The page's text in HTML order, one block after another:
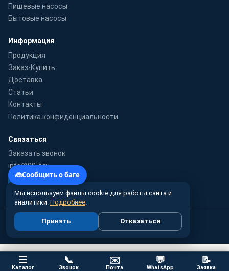
Пищевые насосы
Бытовые насосы
Информация
Продукция
Заказ-Купить
Доставка
Статьи
Контакты
Политика конфиденциальности
Связаться
Заказать звонок
info@99-t.ru
WhatsApp
© 2010–2026 99-t.ru · Гидромаш-Урал — поставка насосного
оборудования по России
☰
Каталог
📞
Звонок
✉️
Почта
💬
WhatsApp
📝
Заявка
Мы используем файлы cookie для работы сайта и
аналитики. Подробнее.
Принять Отказаться